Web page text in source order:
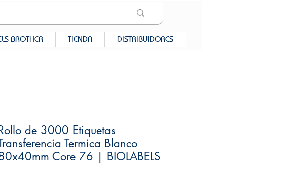
BROTHER TIENDA DISTRIBUIDORES
de 3000 Etiquetas
Termica Blanco
Core 76 | BIOLABELS